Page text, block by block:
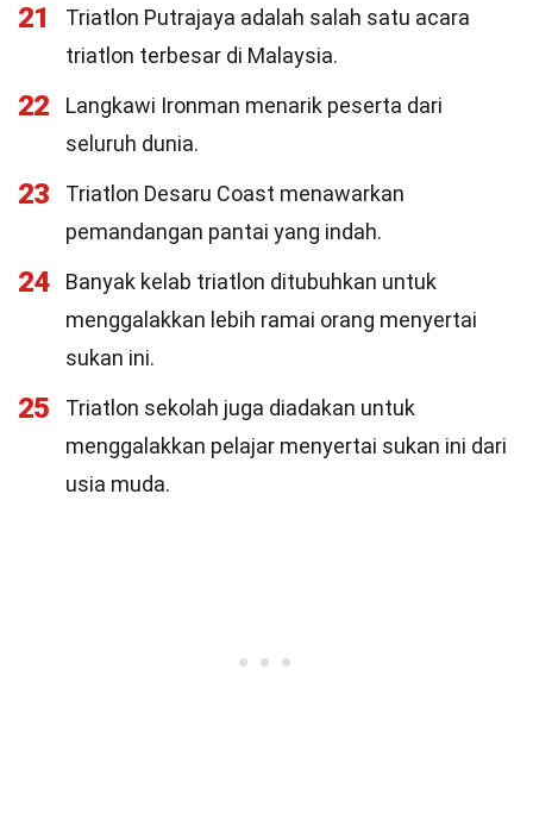
21
Triatlon Putrajaya adalah salah satu acara
triatlon terbesar di Malaysia.
22
Langkawi Ironman menarik peserta dari
seluruh dunia.
23
Triatlon Desaru Coast menawarkan
pemandangan pantai yang indah.
24
Banyak kelab triatlon ditubuhkan untuk
menggalakkan lebih ramai orang menyertai
sukan ini.
25
Triatlon sekolah juga diadakan untuk
menggalakkan pelajar menyertai sukan ini dari
usia muda.